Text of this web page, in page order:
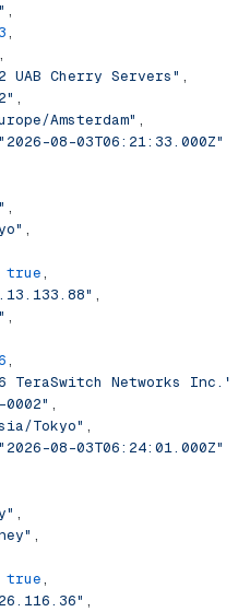
,
,
,
UAB Cherry Servers" ,
,
Amsterdam" ,
"2026-08-03T06:21:33.000Z"
,
,
true,
,
,
,
TeraSwitch Networks Inc."
,
Tokyo" ,
"2026-08-03T06:24:01.000Z"
,
,
true,
,